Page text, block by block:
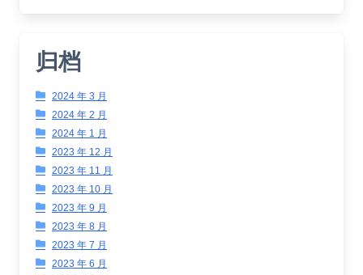
归档
2024 年 3 月
2024 年 2 月
2024 年 1 月
2023 年 12 月
2023 年 11 月
2023 年 10 月
2023 年 9 月
2023 年 8 月
2023 年 7 月
2023 年 6 月